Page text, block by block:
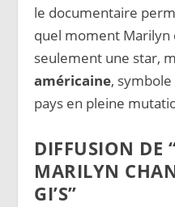
le documentaire
quel moment Marilyn
seulement une star,
américaine, symbole
pays en pleine
DIFFUSION DE
MARILYN
GI’S”